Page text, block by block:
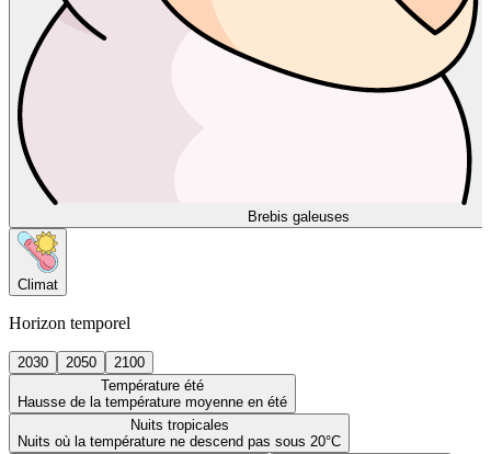
Brebis galeuses
Climat
Horizon temporel
2030 2050
2100
Température été
Hausse de la température moyenne en été
Nuits tropicales
Nuits où la température ne descend pas sous 20°C